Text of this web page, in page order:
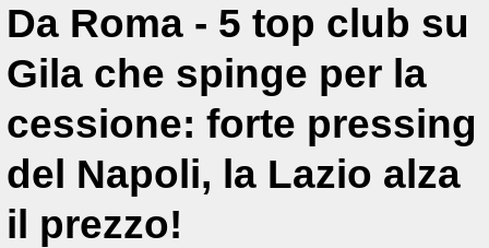
Da Roma - 5 top club su
Gila che spinge per la
cessione: forte pressing
del Napoli, la Lazio alza
il prezzo!